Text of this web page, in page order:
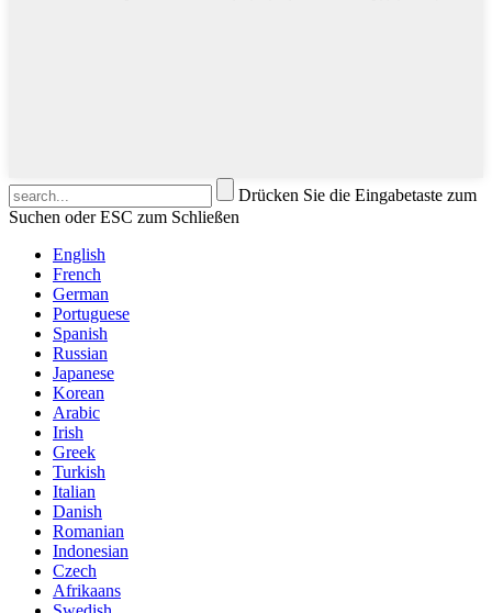
Drücken Sie die Eingabetaste zum
Suchen oder ESC zum Schließen
English
French
German
Portuguese
Spanish
Russian
Japanese
Korean
Arabic
Irish
Greek
Turkish
Italian
Danish
Romanian
Indonesian
Czech
Afrikaans